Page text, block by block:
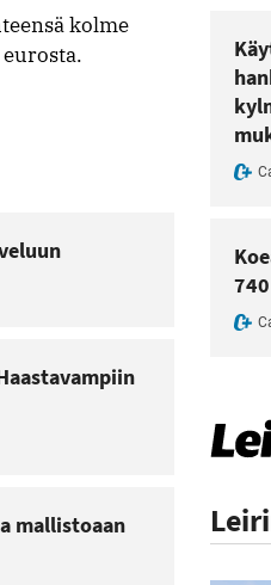
kolme
mallistoaan